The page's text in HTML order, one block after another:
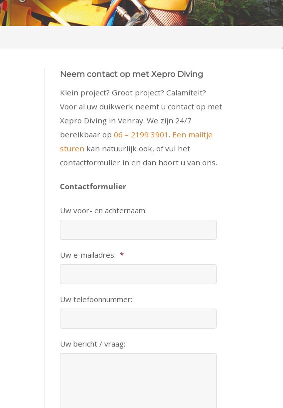
Neem contact op met Xepro Diving
Klein project? Groot project? Calamiteit?
Voor al uw duikwerk neemt u contact op met
Xepro Diving in Venray. We zijn 24/7
bereikbaar op 06 – 2199 3901 . Een mailtje
sturen kan natuurlijk ook, of vul het
contactformulier in en dan hoort u van ons.
Contactformulier
Uw voor- en achternaam:
Uw e-mailadres: *
Uw telefoonnummer:
Uw bericht / vraag: